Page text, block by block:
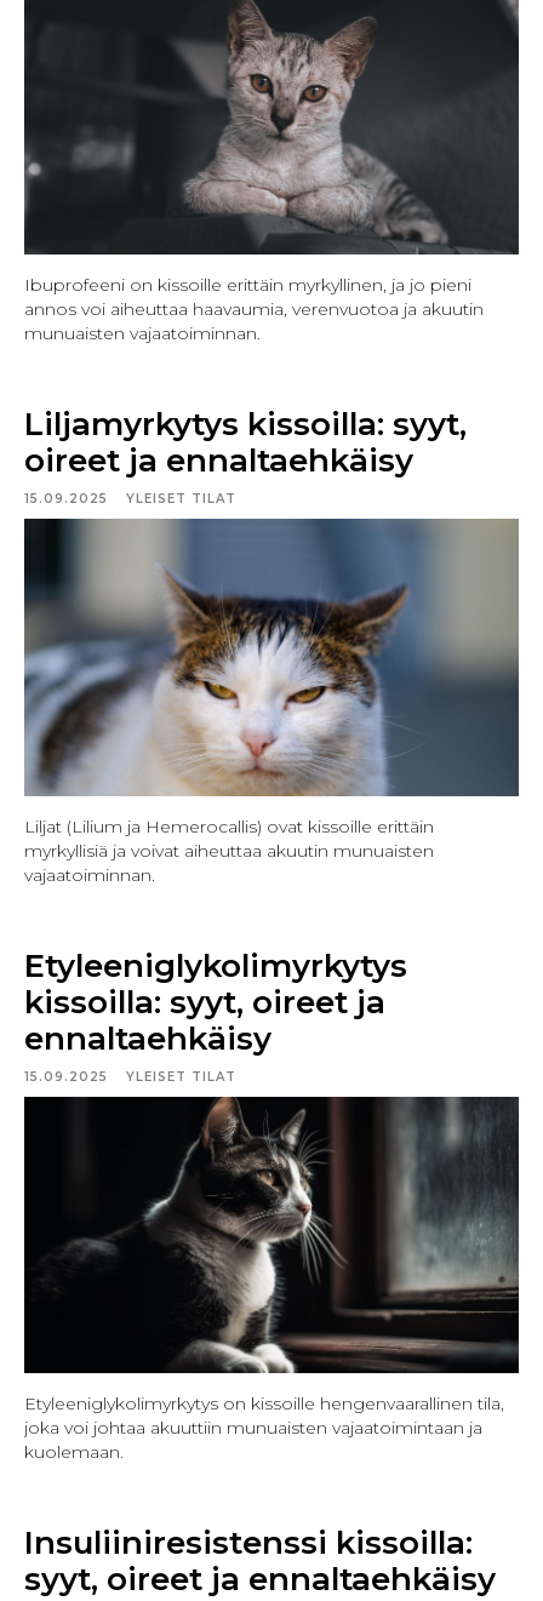
Ibuprofeeni on kissoille erittäin myrkyllinen, ja jo pieni
annos voi aiheuttaa haavaumia, verenvuotoa ja akuutin
munuaisten vajaatoiminnan.
Liljamyrkytys kissoilla: syyt,
oireet ja ennaltaehkäisy
15.09.2025 YLEISET TILAT
Liljat (Lilium ja Hemerocallis) ovat kissoille erittäin
myrkyllisiä ja voivat aiheuttaa akuutin munuaisten
vajaatoiminnan.
Etyleeniglykolimyrkytys
kissoilla: syyt, oireet ja
ennaltaehkäisy
15.09.2025 YLEISET TILAT
Etyleeniglykolimyrkytys on kissoille hengenvaarallinen tila,
joka voi johtaa akuuttiin munuaisten vajaatoimintaan ja
kuolemaan.
Insuliiniresistenssi kissoilla:
syyt, oireet ja ennaltaehkäisy